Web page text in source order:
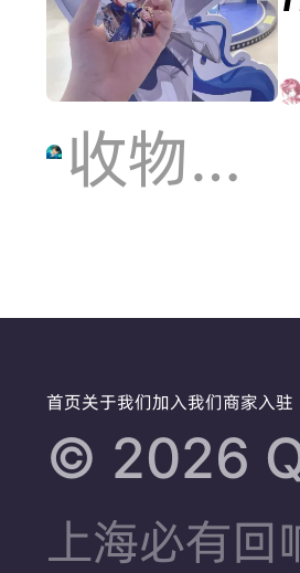
接受它
是设计
的缪斯
是脑海
收物请看简介
首页关于我们加入我们商家入驻
©️ 2026
上海必有